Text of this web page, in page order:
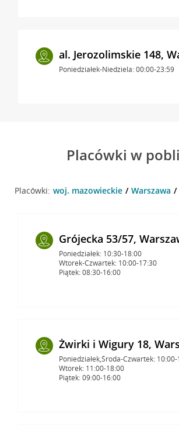
al. Jerozolimskie 148,
Poniedziałek-Niedziela: 00:00-23:59
Placówki w
Placówki: woj. mazowieckie Warszawa
Grójecka 53/57,
Poniedziałek: 10:30-18:00
Wtorek-Czwartek: 10:00-17:30
Piątek: 08:30-16:00
Żwirki i Wigury 18,
Poniedziałek,Środa-Czwartek:
Wtorek: 11:00-18:00
Piątek: 09:00-16:00